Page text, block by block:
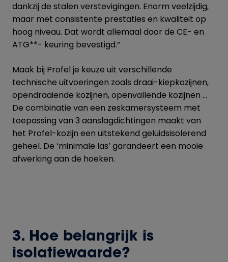
dankzij de stalen verstevigingen. Enorm veelzijdig,
maar met consistente prestaties en kwaliteit op
hoog niveau. Dat wordt allemaal door de CE- en
ATG**- keuring bevestigd.”
Maak bij Profel je keuze uit verschillende
technische uitvoeringen zoals draai-kiepkozijnen,
opendraaiende kozijnen, openvallende kozijnen …
De combinatie van een zeskamersysteem met
toepassing van 3 aanslagdichtingen maakt van
het Profel-kozijn een uitstekend geluidsisolerend
geheel. De ‘minimale las’ garandeert een mooie
afwerking aan de hoeken.
3. Hoe belangrijk is
isolatiewaarde?